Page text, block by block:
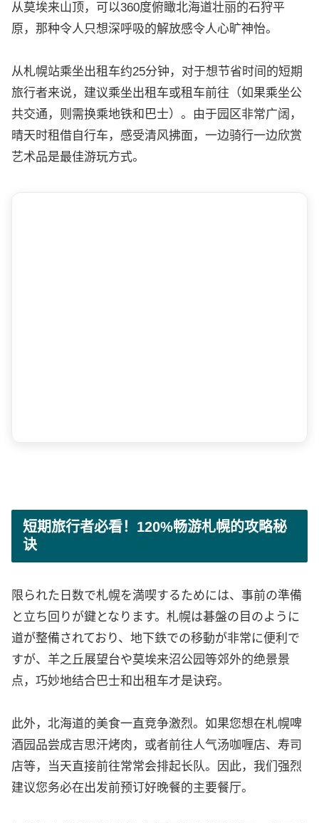
从莫埃来山顶，可以360度俯瞰北海道壮丽的石狩平
原，那种令人只想深呼吸的解放感令人心旷神怡。
从札幌站乘坐出租车约25分钟，对于想节省时间的短期
旅行者来说，建议乘坐出租车或租车前往（如果乘坐公
共交通，则需换乘地铁和巴士）。由于园区非常广阔，
晴天时租借自行车，感受清风拂面，一边骑行一边欣赏
艺术品是最佳游玩方式。
短期旅行者必看！120%畅游札幌的攻略秘
诀
限られた日数で札幌を満喫するためには、事前の準備
と立ち回りが鍵となります。札幌は碁盤の目のように
道が整備されており、地下鉄での移動が非常に便利で
すが、羊之丘展望台や莫埃来沼公园等郊外的绝景景
点，巧妙地结合巴士和出租车才是诀窍。
此外，北海道的美食一直竞争激烈。如果您想在札幌啤
酒园品尝成吉思汗烤肉，或者前往人气汤咖喱店、寿司
店等，当天直接前往常常会排起长队。因此，我们强烈
建议您务必在出发前预订好晚餐的主要餐厅。